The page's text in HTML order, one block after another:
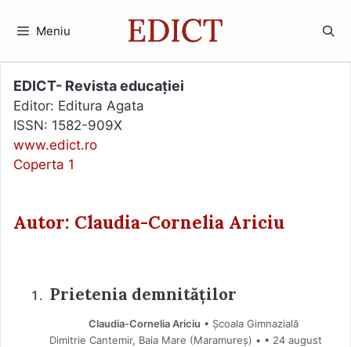
Meniu
EDICT- Revista educației
Editor: Editura Agata
ISSN: 1582-909X
www.edict.ro
Coperta 1
Autor: Claudia-Cornelia Ariciu
Prietenia demnităților
Claudia-Cornelia Ariciu • Școala Gimnazială
Dimitrie Cantemir, Baia Mare (Maramureş) •
24 august